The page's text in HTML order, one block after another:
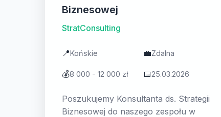
Biznesowej
StratConsulting
📍Końskie 💼Zdalna
💰8 000 - 12 000 zł 📅25.03.2026
Poszukujemy Konsultanta ds. Strategii
Biznesowej do naszego zespołu w